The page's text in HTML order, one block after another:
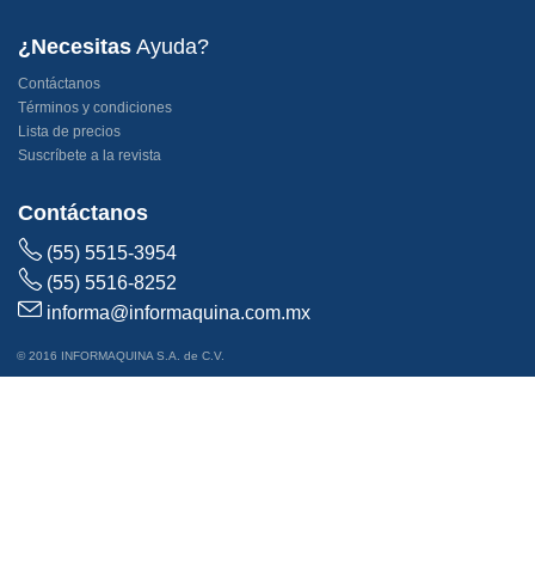
¿Necesitas Ayuda?
Contáctanos
Términos y condiciones
Lista de precios
Suscríbete a la revista
Contáctanos
(55) 5515-3954
(55) 5516-8252
informa@informaquina.com.mx
© 2016 INFORMAQUINA S.A. de C.V.